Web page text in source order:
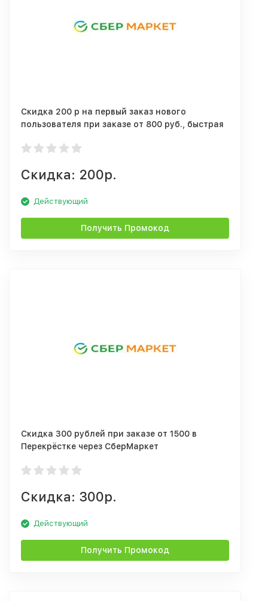
Cкидка 200 р на первый заказ нового
пользователя при заказе от 800 руб., быстрая
Скидка: 200р.
Действующий
Получить Промокод
Скидка 300 рублей при заказе от 1500 в
Перекрёстке через СберМаркет
Скидка: 300р.
Действующий
Получить Промокод